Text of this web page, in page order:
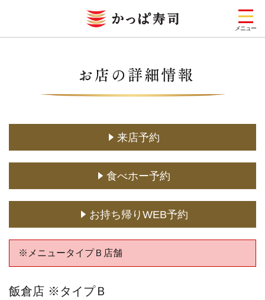
メニュー
(お持ち帰り含む)
どこでもかっぱ寿司
予約・注文
来店予約
食べホー予約
お持ち帰りWEB予約
※メニュータイプＢ店舗
飯倉店 ※タイプＢ